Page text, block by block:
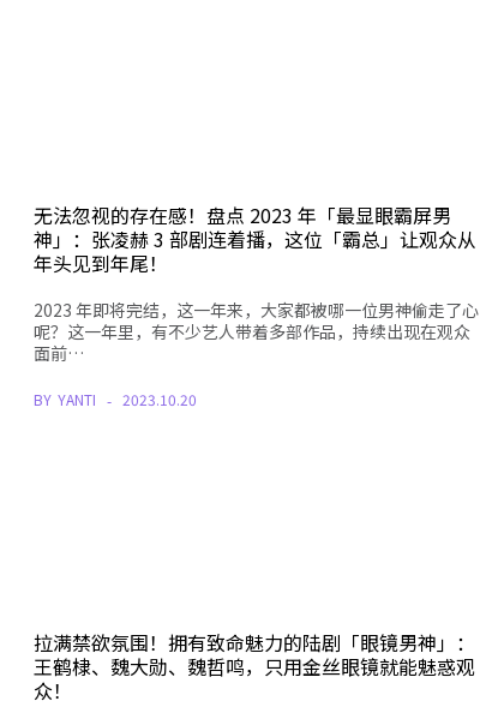
无法忽视的存在感！盘点 2023 年「最显眼霸屏男
神」：张凌赫 3 部剧连着播，这位「霸总」让观众从
年头见到年尾！
2023 年即将完结，这一年来，大家都被哪一位男神偷走了心
呢？这一年里，有不少艺人带着多部作品，持续出现在观众
面前…
BY YANTI 2023.10.20
拉满禁欲氛围！拥有致命魅力的陆剧「眼镜男神」：
王鹤棣、魏大勋、魏哲鸣，只用金丝眼镜就能魅惑观
众！